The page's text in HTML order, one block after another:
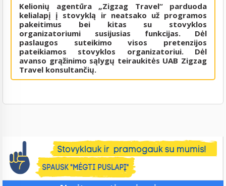
Kelionių agentūra „Zigzag Travel“ parduoda
kelialapį į stovyklą ir neatsako už programos
pakeitimus bei kitas su stovyklos
organizatoriumi susijusias funkcijas. Dėl
paslaugos suteikimo visos pretenzijos
pateikiamos stovyklos organizatoriui. Dėl
avanso grąžinimo sąlygų teiraukitės UAB Zigzag
Travel konsultančių.